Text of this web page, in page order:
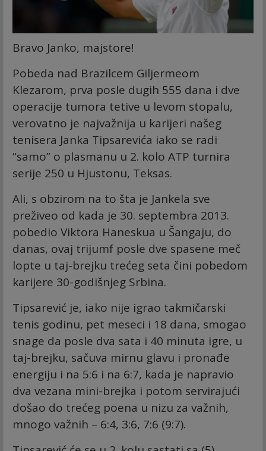
Bravo Janko, majstore!
Pobeda nad Brazilcem Giljermeom
Klezarom, prva posle dugih 555 dana i dve
operacije tumora tetive u levom stopalu,
verovatno je najvažnija u karijeri našeg
tenisera Janka Tipsarevića iako se radi
“samo” o plasmanu u 2. kolo ATP turnira
serije 250 u Hjustonu, Teksas.
Ali, s obzirom na to šta je Jankela sve
preživeo od kada je 30. septembra 2013.
pobedio Viktora Haneskua u Šangaju, do
danas, ovaj trijumf posle dve spasene meč
lopte u taj-brejku trećeg seta čini pobedom
karijere 30-godišnjeg Srbina.
Tipsarević je, iako nije igrao takmičarski
tenis godinu, pet meseci i 18 dana, smogao
snage da posle dva sata i 40 minuta igre, u
taj-brejku, sačuva mirnu glavu i pronađe
energiju i na 5:6 i na 6:7, kada je napravio
dva vezana mini-brejka i potom servirajući
došao do trećeg poena u nizu za važnih,
mnogo važnih – 6:4, 3:6, 7:6 (9:7).